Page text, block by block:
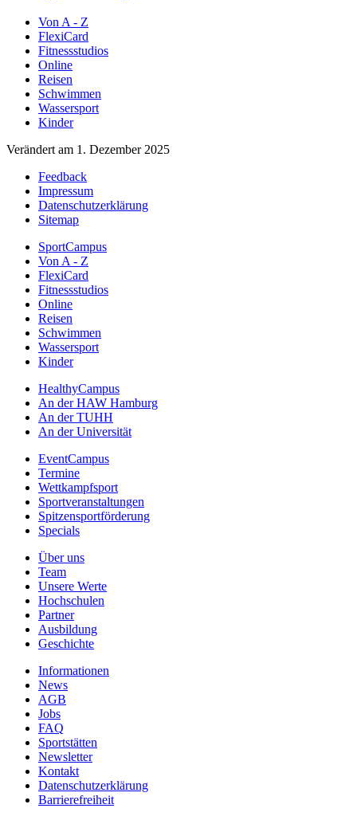
Von A - Z
FlexiCard
Fitnessstudios
Online
Reisen
Schwimmen
Wassersport
Kinder
Verändert am 1. Dezember 2025
Feedback
Impressum
Datenschutzerklärung
Sitemap
SportCampus
Von A - Z
FlexiCard
Fitnessstudios
Online
Reisen
Schwimmen
Wassersport
Kinder
HealthyCampus
An der HAW Hamburg
An der TUHH
An der Universität
EventCampus
Termine
Wettkampfsport
Sportveranstaltungen
Spitzensportförderung
Specials
Über uns
Team
Unsere Werte
Hochschulen
Partner
Ausbildung
Geschichte
Informationen
News
AGB
Jobs
FAQ
Sportstätten
Newsletter
Kontakt
Datenschutzerklärung
Barrierefreiheit